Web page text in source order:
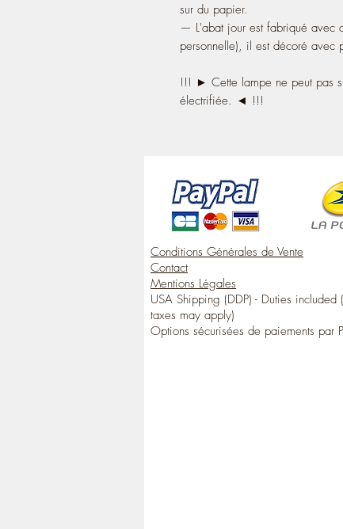
sur du papier.
— L'abat jour est fabriqué avec
personnelle), il est décoré avec
!!! ► Cette lampe ne peut pas
électrifiée. ◄ !!!
Conditions Générales de Vente
Contact
Mentions Légales
USA Shipping (DDP) - Duties included
taxes may apply)
Options sécurisées de paiements par